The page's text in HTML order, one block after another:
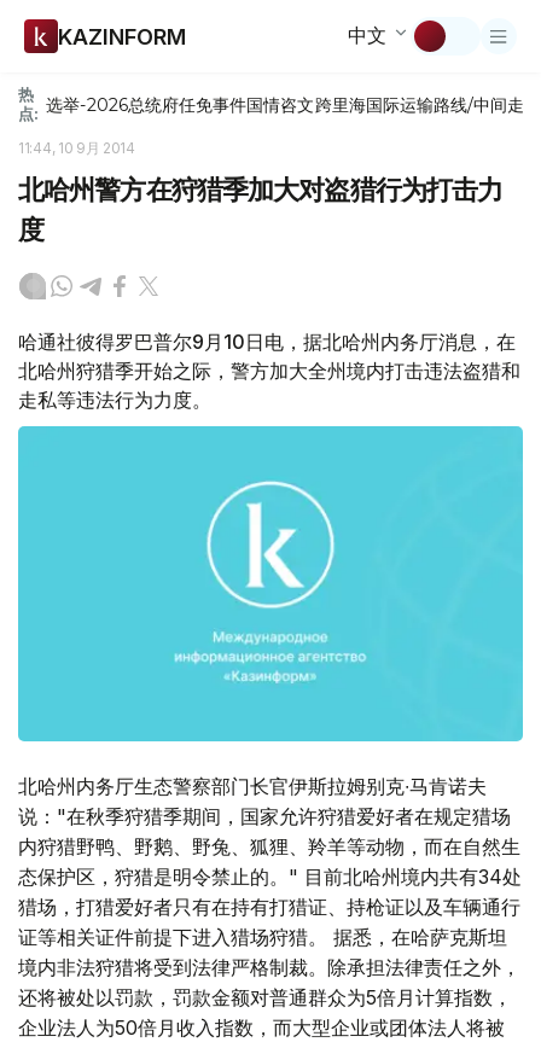
KAZINFORM 中文
热
点: 选举-2026总统府任免事件国情咨文跨里海国际运输路线/中间走廊
11:44, 10 9月 2014
北哈州警方在狩猎季加大对盗猎行为打击力
度
哈通社彼得罗巴普尔9月10日电，据北哈州内务厅消息，在
北哈州狩猎季开始之际，警方加大全州境内打击违法盗猎和
走私等违法行为力度。
北哈州内务厅生态警察部门长官伊斯拉姆别克∙马肯诺夫
说："在秋季狩猎季期间，国家允许狩猎爱好者在规定猎场
内狩猎野鸭、野鹅、野兔、狐狸、羚羊等动物，而在自然生
态保护区，狩猎是明令禁止的。" 目前北哈州境内共有34处
猎场，打猎爱好者只有在持有打猎证、持枪证以及车辆通行
证等相关证件前提下进入猎场狩猎。 据悉，在哈萨克斯坦
境内非法狩猎将受到法律严格制裁。除承担法律责任之外，
还将被处以罚款，罚款金额对普通群众为5倍月计算指数，
企业法人为50倍月收入指数，而大型企业或团体法人将被